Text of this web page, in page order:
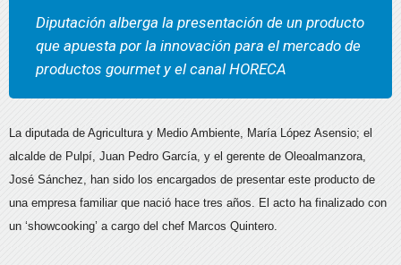
Diputación alberga la presentación de un producto
que apuesta por la innovación para el mercado de
productos gourmet y el canal HORECA
La diputada de Agricultura y Medio Ambiente, María López Asensio; el
alcalde de Pulpí, Juan Pedro García, y el gerente de Oleoalmanzora,
José Sánchez, han sido los encargados de presentar este producto de
una empresa familiar que nació hace tres años. El acto ha finalizado con
un ‘showcooking’ a cargo del chef Marcos Quintero.